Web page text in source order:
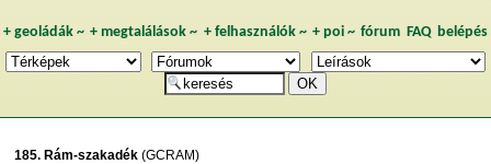
+ geoládák~ +megtalálások ~ + felhasználók~ + poi~ fórum FAQ belépés
185. Rám-szakadék (GCRAM)